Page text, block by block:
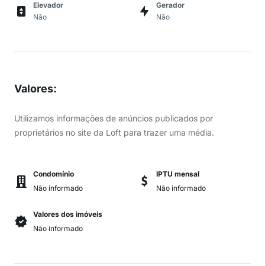
Elevador
Não
Gerador
Não
Valores:
Utilizamos informações de anúncios publicados por
proprietários no site da Loft para trazer uma média.
Condomínio
Não informado
IPTU mensal
Não informado
Valores dos imóveis
Não informado